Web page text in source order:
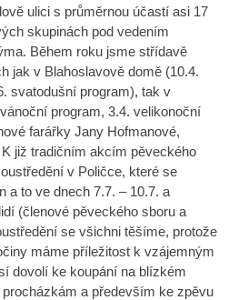
ulici s průměrnou účastí asi 17
skupinách pod vedením
Během roku jsme střídavě
jak v Blahoslavově domě (10.4.
svatodušní program), tak v
program, 3.4. velikonoční
farářky Jany Hofmanové,
již tradičním akcím pěveckého
v Poličce, které se
a to ve dnech 7.7. – 10.7. a
(členové pěveckého sboru a
se všichni těšíme, protože
máme příležitost k vzájemným
dovolí ke koupání na blízkém
a především ke zpěvu